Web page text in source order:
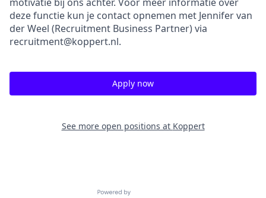
deze functie kun je contact opnemen met Jennifer van
der Weel (Recruitment Business Partner) via
recruitment@koppert.nl.
Apply now
See more open positions at Koppert